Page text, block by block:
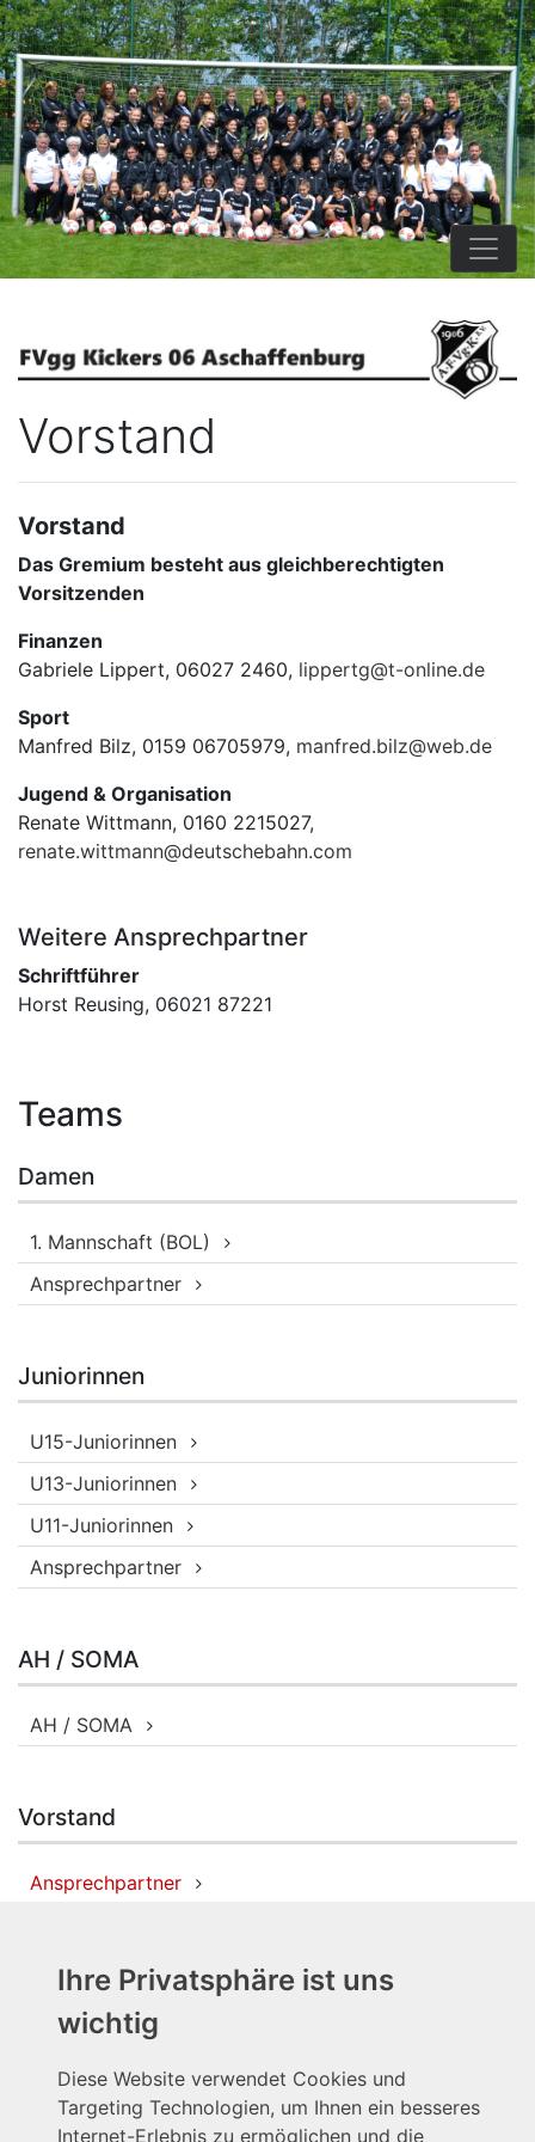
Ihre Privatsphäre ist uns
wichtig
Diese Website verwendet Cookies und
Targeting Technologien, um Ihnen ein besseres
Internet-Erlebnis zu ermöglichen und die
Teams
Damen
1. Mannschaft (BOL)
Ansprechpartner
Juniorinnen
U15-Juniorinnen
U13-Juniorinnen
U11-Juniorinnen
Ansprechpartner
AH / SOMA
AH / SOMA
Vorstand
Ansprechpartner
Social Media
Kickers Aschaffenburg
Kickers Aschaffenburg
Vorstand
Vorstand
Das Gremium besteht aus gleichberechtigten
Vorsitzenden
Finanzen
Gabriele Lippert, 06027 2460, lippertg@t-online.de
Sport
Manfred Bilz, 0159 06705979, manfred.bilz@web.de
Jugend & Organisation
Renate Wittmann, 0160 2215027,
renate.wittmann@deutschebahn.com
Weitere Ansprechpartner
Schriftführer
Horst Reusing, 06021 87221